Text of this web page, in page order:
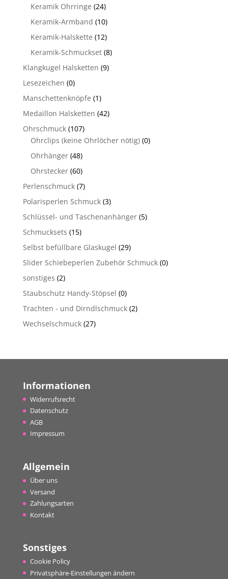
Keramik Ohrringe (24)
Keramik-Armband (10)
Keramik-Halskette (12)
Keramik-Schmuckset (8)
Klangkugel Halsketten (9)
Lesezeichen (0)
Manschettenknöpfe (1)
Medaillon Halsketten (42)
Ohrschmuck (107)
Ohrclips (keine Ohrlöcher nötig) (0)
Ohrhänger (48)
Ohrstecker (60)
Perlenschmuck (7)
Polarisperlen Schmuck (3)
Schlüssel- und Taschenanhänger (5)
Schmucksets (15)
Selbst befüllbare Glaskugel (29)
Slider Schiebeperlen Zubehör Schmuck (0)
sonstiges (2)
Staubschutz Handy-Stöpsel (0)
Trachten - und Dirndlschmuck (2)
Wechselschmuck (27)
Informationen
Widerrufsrecht
Datenschutz
AGB
Impressum
Allgemein
Über uns
Versand
Zahlungsarten
Kontakt
Sonstiges
Cookie Policy
Privatsphäre-Einstellungen ändern